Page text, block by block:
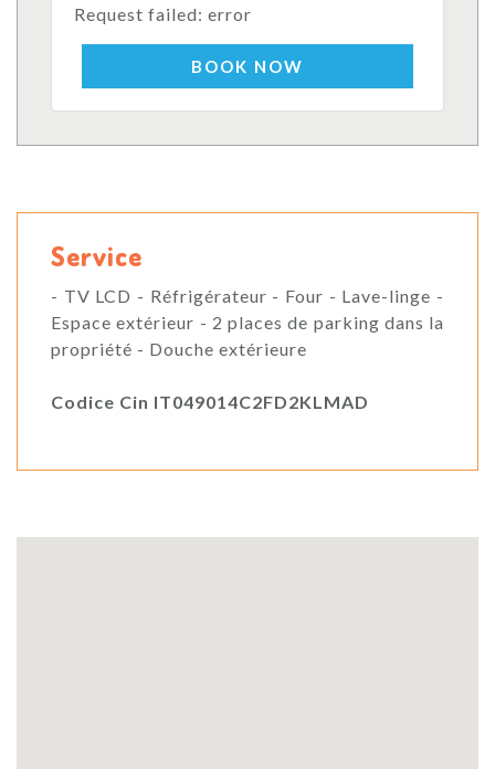
Request failed: error
BOOK NOW
Service
- TV LCD - Réfrigérateur - Four - Lave-linge -
Espace extérieur - 2 places de parking dans la
propriété - Douche extérieure
Codice Cin IT049014C2FD2KLMAD